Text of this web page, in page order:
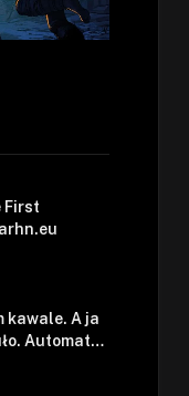
First
kawale. A ja
Automat